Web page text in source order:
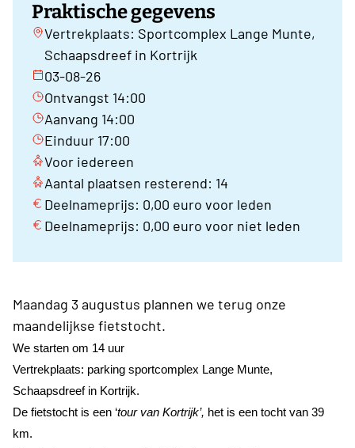
Praktische gegevens
Vertrekplaats: Sportcomplex Lange Munte,
Schaapsdreef in Kortrijk
03-08-26
Ontvangst 14:00
Aanvang 14:00
Einduur 17:00
Voor iedereen
Aantal plaatsen resterend: 14
Deelnameprijs: 0,00 euro voor leden
Deelnameprijs: 0,00 euro voor niet leden
Maandag 3 augustus plannen we terug onze
maandelijkse fietstocht.
We starten om 14 uur
Vertrekplaats: parking sportcomplex Lange Munte,
Schaapsdreef in Kortrijk.
De fietstocht is een ‘tour van Kortrijk’, het is een tocht van 39
km.